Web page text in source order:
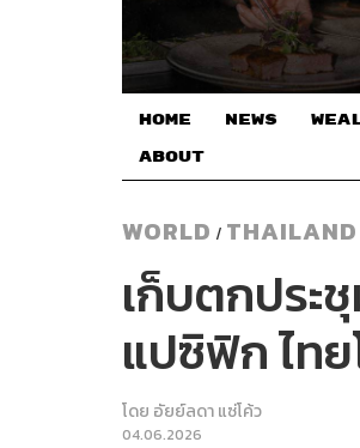
HOME NEWS
ABOUT
WORLD / THAILAND
เก็บตกประ
แปซิฟิก ไท
โดย อัยย์ลดา แซ่โค้ว
04.06.2026